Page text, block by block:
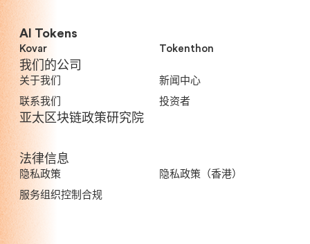
AI Tokens
Kovar Tokenthon
我们的公司
关于我们
新闻中心
联系我们
投资者
亚太区块链政策研究院
法律信息
隐私政策
隐私政策（香港）
服务组织控制合规